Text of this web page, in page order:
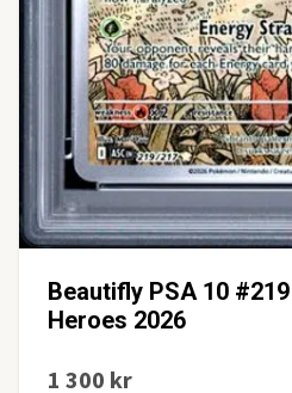
Beautifly PSA 10
Heroes 2026
1 300 kr